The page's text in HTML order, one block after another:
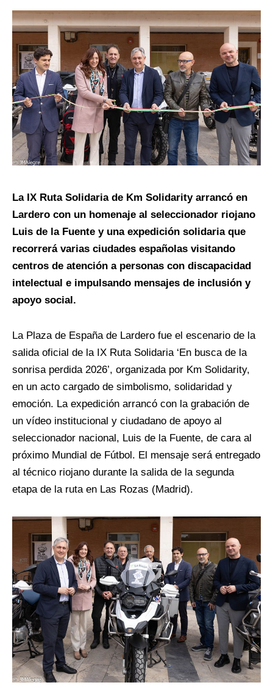
La IX Ruta Solidaria de Km Solidarity arrancó en
Lardero con un homenaje al seleccionador riojano
Luis de la Fuente y una expedición solidaria que
recorrerá varias ciudades españolas visitando
centros de atención a personas con discapacidad
intelectual e impulsando mensajes de inclusión y
apoyo social.
La Plaza de España de Lardero fue el escenario de la
salida oficial de la IX Ruta Solidaria ‘En busca de la
sonrisa perdida 2026’, organizada por Km Solidarity,
en un acto cargado de simbolismo, solidaridad y
emoción. La expedición arrancó con la grabación de
un vídeo institucional y ciudadano de apoyo al
seleccionador nacional, Luis de la Fuente, de cara al
próximo Mundial de Fútbol. El mensaje será entregado
al técnico riojano durante la salida de la segunda
etapa de la ruta en Las Rozas (Madrid).